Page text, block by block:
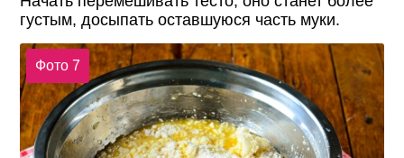
густым, досыпать оставшуюся часть муки.
Фото 7